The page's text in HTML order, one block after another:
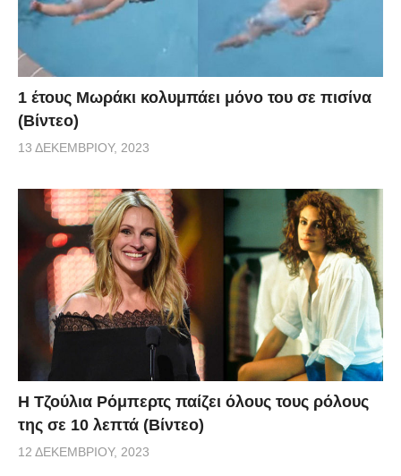
1 έτους Μωράκι κολυμπάει μόνο του σε πισίνα
(Βίντεο)
13 ΔΕΚΕΜΒΡΊΟΥ, 2023
Η Τζούλια Ρόμπερτς παίζει όλους τους ρόλους
της σε 10 λεπτά (Βίντεο)
12 ΔΕΚΕΜΒΡΊΟΥ, 2023